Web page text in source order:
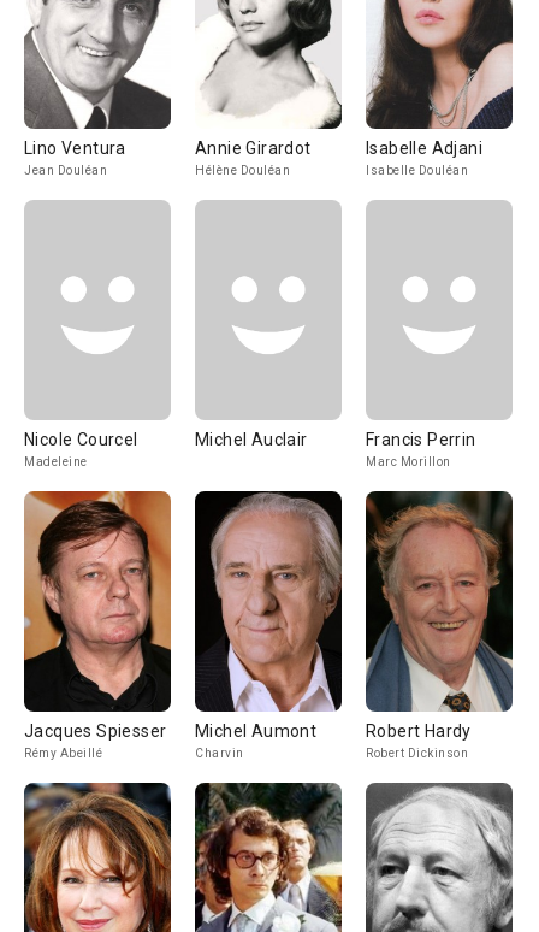
Lino Ventura
Jean Douléan
Annie Girardot
Hélène Douléan
Isabelle Adjani
Isabelle Douléan
Nicole Courcel
Madeleine
Michel Auclair Francis Perrin
Marc Morillon
Jacques Spiesser
Rémy Abeillé
Michel Aumont
Charvin
Robert Hardy
Robert Dickinson